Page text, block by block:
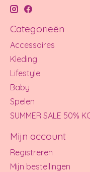
Categorieën
Accessoires
Kleding
Lifestyle
Baby
Spelen
SUMMER SALE 50%
Mijn account
Registreren
Mijn bestellingen